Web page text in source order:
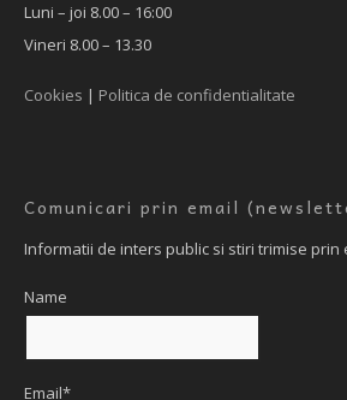
Luni – joi 8.00 – 16:00
Vineri 8.00 – 13.30
Cookies | Politica de confidentialitate
Comunicari prin email
Informatii de inters public si stiri trimise prin
Name
Email*